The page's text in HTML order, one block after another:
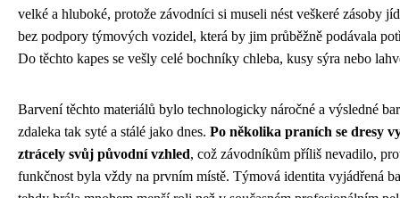
velké a hluboké, protože závodníci si museli nést veškeré zásoby
bez podpory týmových vozidel, která by jim průběžně podávala
Do těchto kapes se vešly celé bochníky chleba, kusy sýra nebo
Barvení těchto materiálů bylo technologicky náročné a výsledné
zdaleka tak syté a stálé jako dnes. Po několika praních se dresy
ztrácely svůj původní vzhled, což závodníkům příliš nevadilo,
funkčnost byla vždy na prvním místě. Týmová identita vyjádřená